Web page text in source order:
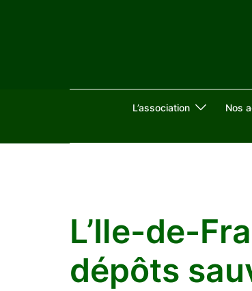
L’association Nos
L’Ile-de-
dépôts